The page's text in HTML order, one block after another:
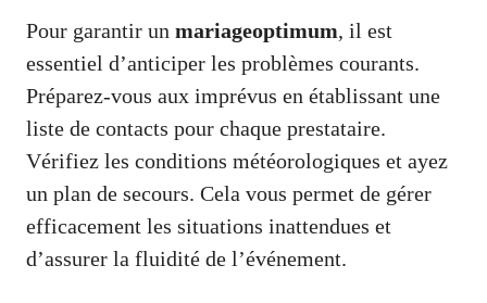
Pour garantir un mariageoptimum, il est
essentiel d’anticiper les problèmes courants.
Préparez-vous aux imprévus en établissant une
liste de contacts pour chaque prestataire.
Vérifiez les conditions météorologiques et ayez
un plan de secours. Cela vous permet de gérer
efficacement les situations inattendues et
d’assurer la fluidité de l’événement.